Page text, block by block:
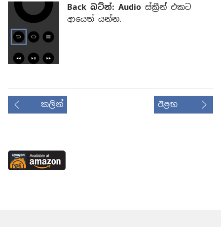
Back බට්න්: Audio ස්ක්‍රීන් එකට
ආයෙත් යන්න.
කලින් ඊළඟ
Available
at